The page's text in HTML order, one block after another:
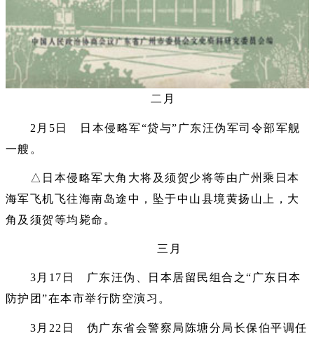
二月
2月5日 日本侵略军“贷与”广东汪伪军司令部军舰
一艘。
△日本侵略军大角大将及须贺少将等由广州乘日本
海军飞机飞往海南岛途中，坠于中山县境黄扬山上，大
角及须贺等均毙命。
三月
3月17日 广东汪伪、日本居留民组合之“广东日本
防护团”在本市举行防空演习。
3月22日 伪广东省会警察局陈塘分局长保伯平调任